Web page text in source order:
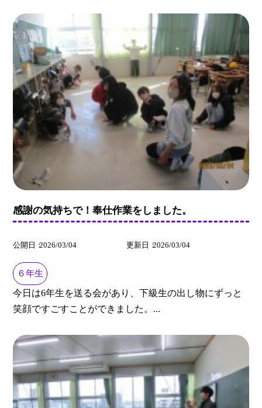
感謝の気持ちで！奉仕作業をしました。
公開日 2026/03/04 更新日 2026/03/04
６年生
今日は6年生を送る会があり、下級生の出し物にずっと
笑顔ですごすことができました。...